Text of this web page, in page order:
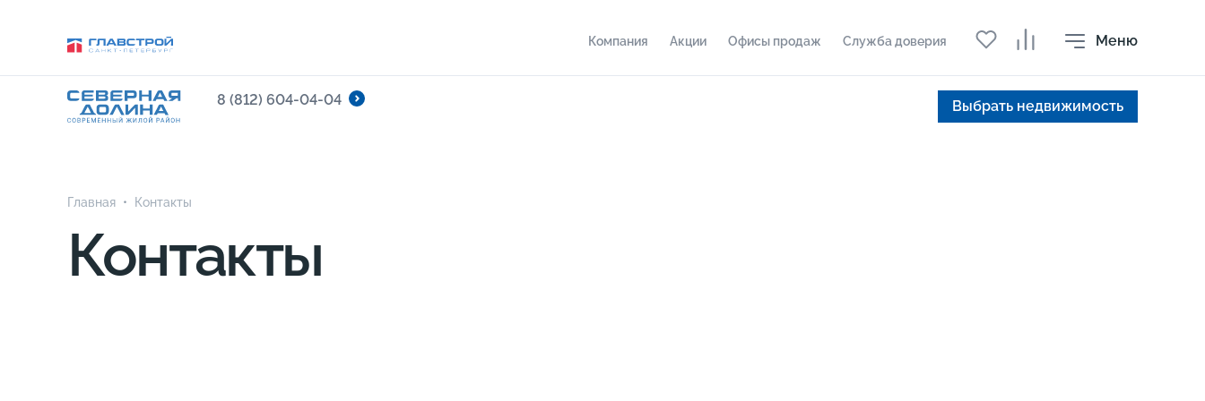
Компания Акции Офисы продаж Служба доверия Меню
8 (812) 604-04-04 Выбрать недвижимость
Главная • Контакты
Контакты